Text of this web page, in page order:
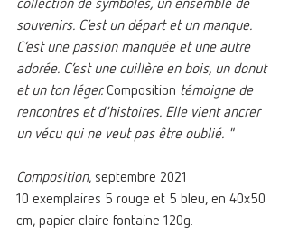
collection de symboles, un ensemble de
souvenirs. C’est un départ et un manque.
C’est une passion manquée et une autre
adorée. C’est une cuillère en bois, un donut
et un ton léger. Composition témoigne de
rencontres et d'histoires. Elle vient ancrer
un vécu qui ne veut pas être oublié. "
Composition, septembre 2021
10 exemplaires 5 rouge et 5 bleu, en 40x50
cm, papier claire fontaine 120g.